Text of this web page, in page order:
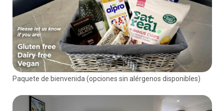
Paquete de bienvenida (opciones sin alérgenos disponibles)